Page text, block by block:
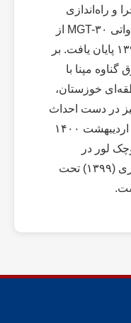
و راه‌اندازی
است. احداث واحد گازی ۲۵ مگاواتی MGT-۳۰ از
این مجموعه در مهرماه سال ۱۳۹۹ پایان یافت. بر
مپنا با
خوزستان،
در دست احداث
است و بهره‌برداری تجاری آن از اردیبهشت ۱۴۰۰
لور در
اندیمشک هم از مهرماه سال جاری (۱۳۹۹) تحت